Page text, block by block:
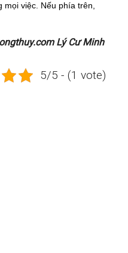
việc. Nếu phía trên,
Lý Cư Minh
5/5 - (1 vote)